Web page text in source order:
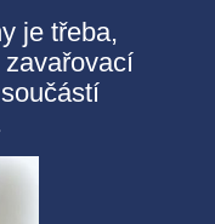
je třeba,